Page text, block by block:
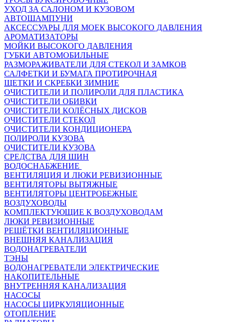
УХОД ЗА САЛОНОМ И КУЗОВОМ
АВТОШАМПУНИ
АКСЕССУАРЫ ДЛЯ МОЕК ВЫСОКОГО ДАВЛЕНИЯ
АРОМАТИЗАТОРЫ
МОЙКИ ВЫСОКОГО ДАВЛЕНИЯ
ГУБКИ АВТОМОБИЛЬНЫЕ
РАЗМОРАЖИВАТЕЛИ ДЛЯ СТЕКОЛ И ЗАМКОВ
САЛФЕТКИ И БУМАГА ПРОТИРОЧНАЯ
ЩЕТКИ И СКРЕБКИ ЗИМНИЕ
ОЧИСТИТЕЛИ И ПОЛИРОЛИ ДЛЯ ПЛАСТИКА
ОЧИСТИТЕЛИ ОБИВКИ
ОЧИСТИТЕЛИ КОЛЁСНЫХ ДИСКОВ
ОЧИСТИТЕЛИ СТЕКОЛ
ОЧИСТИТЕЛИ КОНДИЦИОНЕРА
ПОЛИРОЛИ КУЗОВА
ОЧИСТИТЕЛИ КУЗОВА
СРЕДСТВА ДЛЯ ШИН
ВОДОСНАБЖЕНИЕ
ВЕНТИЛЯЦИЯ И ЛЮКИ РЕВИЗИОННЫЕ
ВЕНТИЛЯТОРЫ ВЫТЯЖНЫЕ
ВЕНТИЛЯТОРЫ ЦЕНТРОБЕЖНЫЕ
ВОЗДУХОВОДЫ
КОМПЛЕКТУЮЩИЕ К ВОЗДУХОВОДАМ
ЛЮКИ РЕВИЗИОННЫЕ
РЕШЁТКИ ВЕНТИЛЯЦИОННЫЕ
ВНЕШНЯЯ КАНАЛИЗАЦИЯ
ВОДОНАГРЕВАТЕЛИ
ТЭНЫ
ВОДОНАГРЕВАТЕЛИ ЭЛЕКТРИЧЕСКИЕ
НАКОПИТЕЛЬНЫЕ
ВНУТРЕННЯЯ КАНАЛИЗАЦИЯ
НАСОСЫ
НАСОСЫ ЦИРКУЛЯЦИОННЫЕ
ОТОПЛЕНИЕ